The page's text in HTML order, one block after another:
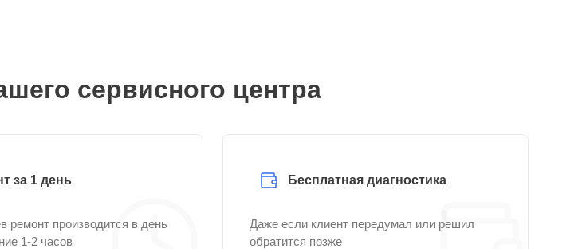
сервисного центра
за 1 день
ремонт производится в день
1-2 часов
Бесплатная диагностика
Даже если клиент передумал или решил
обратится позже